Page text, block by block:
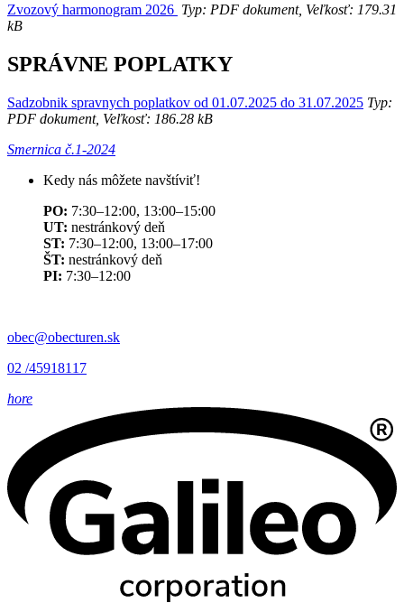
Zvozový harmonogram 2026 Typ: PDF dokument, Veľkosť: 179.31
kB
SPRÁVNE POPLATKY
Sadzobnik spravnych poplatkov od 01.07.2025 do 31.07.2025 Typ:
PDF dokument, Veľkosť: 186.28 kB
Smernica č.1-2024
Kedy nás môžete navštíviť!
PO: 7:30–12:00, 13:00–15:00
UT: nestránkový deň
ST: 7:30–12:00, 13:00–17:00
ŠT: nestránkový deň
PI: 7:30–12:00
obec@obecturen.sk
02 /45918117
hore